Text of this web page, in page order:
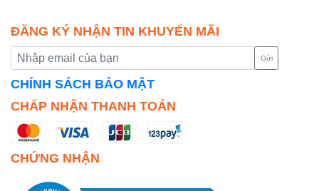
ĐĂNG KÝ NHẬN TIN KHUYẾN MÃI
Gửi
CHÍNH SÁCH BẢO MẬT
CHẤP NHẬN THANH TOÁN
CHỨNG NHẬN